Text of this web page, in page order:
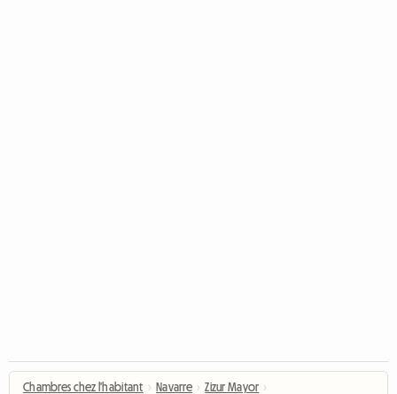
Chambres chez l'habitant › Navarre › Zizur Mayor ›